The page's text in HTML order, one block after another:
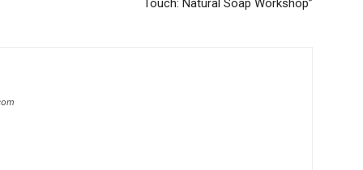
Touch: Natural Soap Workshop”